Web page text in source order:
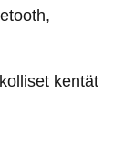
kentät